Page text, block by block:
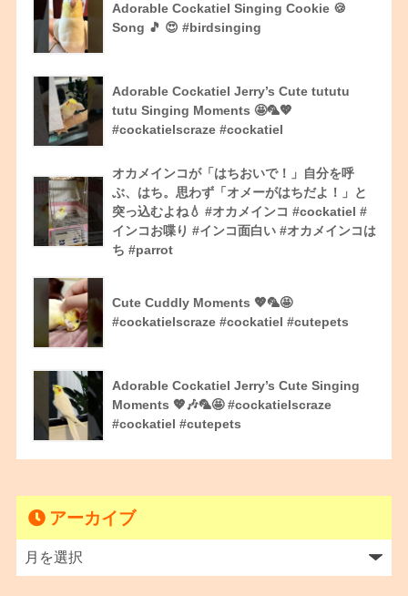
Adorable Cockatiel Singing Cookie 🍪
Song 🎵 😍 #birdsinging
Adorable Cockatiel Jerry’s Cute tututu
tutu Singing Moments 🤩🦜💖
#cockatielscraze #cockatiel
オカメインコが「はちおいで！」自分を呼
ぶ、はち。思わず「オメーがはちだよ！」と
突っ込むよね💧 #オカメインコ #cockatiel #
インコお喋り #インコ面白い #オカメインコは
ち #parrot
Cute Cuddly Moments 💖🦜🤩
#cockatielscraze #cockatiel #cutepets
Adorable Cockatiel Jerry’s Cute Singing
Moments 💖🎶🦜🤩 #cockatielscraze
#cockatiel #cutepets
アーカイブ